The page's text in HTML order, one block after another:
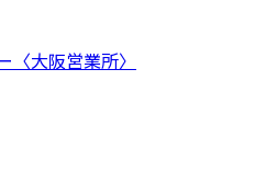
〈大阪営業所〉